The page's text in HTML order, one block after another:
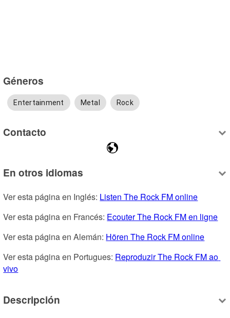
Géneros
Entertainment Metal Rock
Contacto
En otros idiomas
Ver esta página en Inglés: Listen The Rock FM online
Ver esta página en Francés: Ecouter The Rock FM en ligne
Ver esta página en Alemán: Hören The Rock FM online
Ver esta página en Portugues: Reproduzir The Rock FM ao
vivo
Descripción